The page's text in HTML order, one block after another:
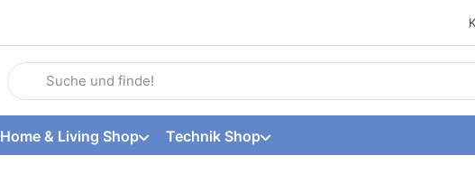
Geben Sie einen Suchbegriff ein. Während Sie tippen, erscheinen
Home & Living Shop Technik Shop